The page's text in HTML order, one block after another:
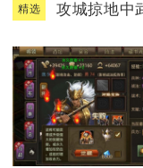
精选 攻城掠地中